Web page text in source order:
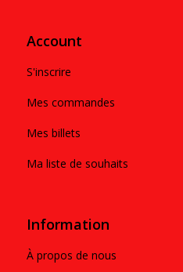
Account
S'inscrire
Mes commandes
Mes billets
Ma liste de souhaits
Information
À propos de nous